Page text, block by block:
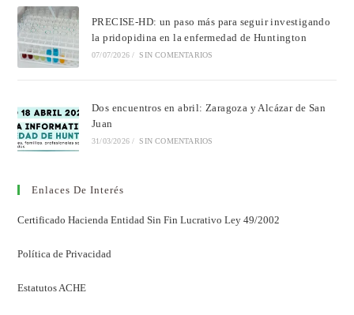
PRECISE-HD: un paso más para seguir investigando
la pridopidina en la enfermedad de Huntington
07/07/2026 / SIN COMENTARIOS
Dos encuentros en abril: Zaragoza y Alcázar de San
Juan
31/03/2026 / SIN COMENTARIOS
Enlaces De Interés
Certificado Hacienda Entidad Sin Fin Lucrativo Ley 49/2002
Política de Privacidad
Estatutos ACHE